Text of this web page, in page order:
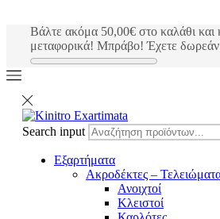
Βάλτε ακόμα 50,00€ στο καλάθι και
μεταφορικά! Μπράβο! Έχετε δωρεάν
Search input
Εξαρτήματα
Ακροδέκτες –
Ανοιχτοί
Κλειστοί